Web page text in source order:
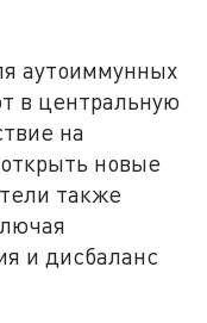
аутоиммунных
в центральную
на
новые
также
и дисбаланс